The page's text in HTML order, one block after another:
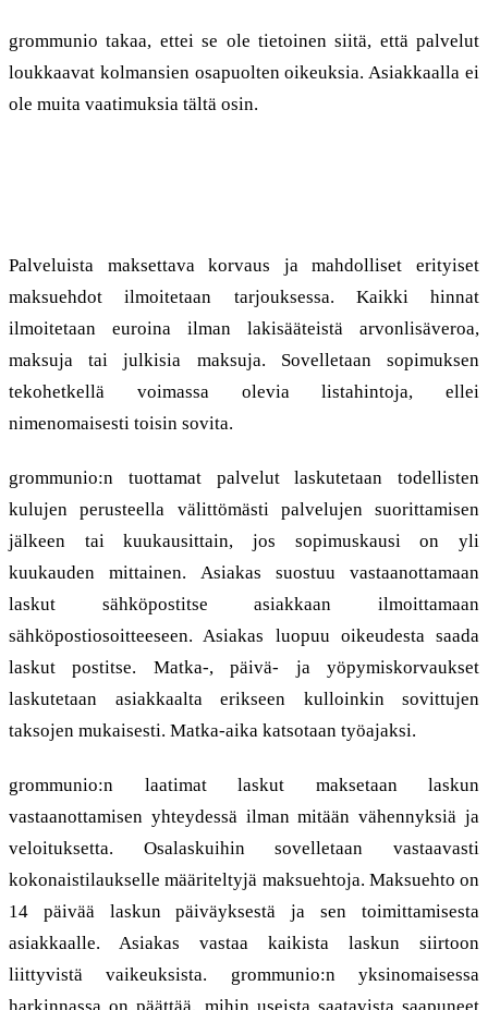
grommunio takaa, ettei se ole tietoinen siitä, että palvelut
loukkaavat kolmansien osapuolten oikeuksia. Asiakkaalla ei
ole muita vaatimuksia tältä osin.
Palveluista maksettava korvaus ja mahdolliset erityiset
maksuehdot ilmoitetaan tarjouksessa. Kaikki hinnat
ilmoitetaan euroina ilman lakisääteistä arvonlisäveroa,
maksuja tai julkisia maksuja. Sovelletaan sopimuksen
tekohetkellä voimassa olevia listahintoja, ellei
nimenomaisesti toisin sovita.
grommunio:n tuottamat palvelut laskutetaan todellisten
kulujen perusteella välittömästi palvelujen suorittamisen
jälkeen tai kuukausittain, jos sopimuskausi on yli
kuukauden mittainen. Asiakas suostuu vastaanottamaan
laskut sähköpostitse asiakkaan ilmoittamaan
sähköpostiosoitteeseen. Asiakas luopuu oikeudesta saada
laskut postitse. Matka-, päivä- ja yöpymiskorvaukset
laskutetaan asiakkaalta erikseen kulloinkin sovittujen
taksojen mukaisesti. Matka-aika katsotaan työajaksi.
grommunio:n laatimat laskut maksetaan laskun
vastaanottamisen yhteydessä ilman mitään vähennyksiä ja
veloituksetta. Osalaskuihin sovelletaan vastaavasti
kokonaistilaukselle määriteltyjä maksuehtoja. Maksuehto on
14 päivää laskun päiväyksestä ja sen toimittamisesta
asiakkaalle. Asiakas vastaa kaikista laskun siirtoon
liittyvistä vaikeuksista. grommunio:n yksinomaisessa